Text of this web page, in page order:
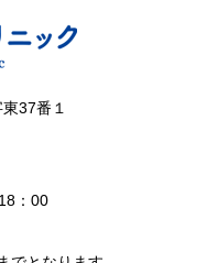
37番１
：00